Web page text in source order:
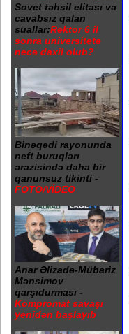
Sovet təhsil elitası və
cavabsız qalan
suallar:Rektor 6 il
sonra universitetə
necə daxil olub?
Binəqədi rayonunda
neft buruqları
ərazisində daha bir
qanunsuz tikinti -
FOTO/VİDEO
Anar Əlizadə-Mübariz
Mənsimov
qarşıdurması -
Kompromat savaşı
yenidən başlayıb